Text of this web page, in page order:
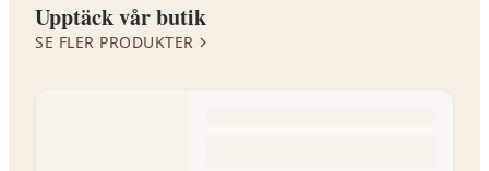
Upptäck vår butik
SE FLER PRODUKTER